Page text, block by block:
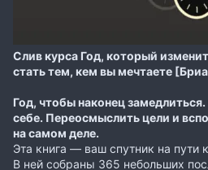
Слив курса Год, который
стать тем, кем вы мечтаете
Год, чтобы наконец
себе. Переосмыслить цели и
на самом деле.
Эта книга — ваш спутник на пути
В ней собраны 365 небольших